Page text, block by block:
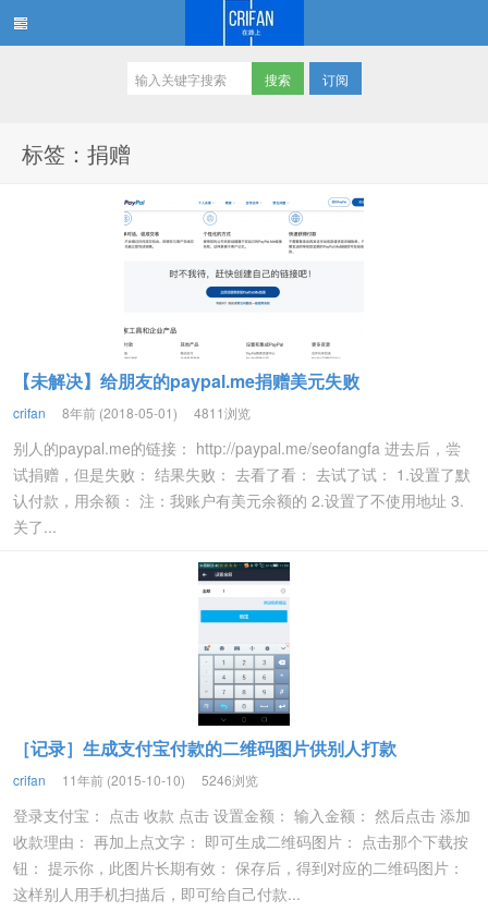
订阅
标签：捐赠
【未解决】给朋友的paypal.me捐赠美元失败
crifan 8年前 (2018-05-01) 4811浏览
别人的paypal.me的链接： http://paypal.me/seofangfa 进去后，尝
试捐赠，但是失败： 结果失败： 去看了看： 去试了试： 1.设置了默
认付款，用余额： 注：我账户有美元余额的 2.设置了不使用地址 3.
关了...
［记录］生成支付宝付款的二维码图片供别人打款
crifan 11年前 (2015-10-10) 5246浏览
登录支付宝： 点击 收款 点击 设置金额： 输入金额： 然后点击 添加
收款理由： 再加上点文字： 即可生成二维码图片： 点击那个下载按
钮： 提示你，此图片长期有效： 保存后，得到对应的二维码图片：
这样别人用手机扫描后，即可给自己付款...